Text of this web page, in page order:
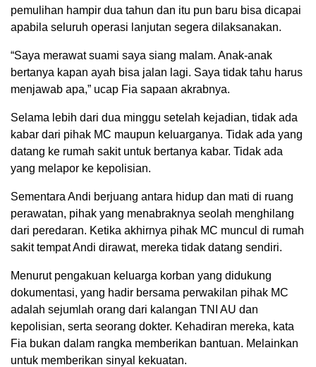
pemulihan hampir dua tahun dan itu pun baru bisa dicapai
apabila seluruh operasi lanjutan segera dilaksanakan.
“Saya merawat suami saya siang malam. Anak-anak
bertanya kapan ayah bisa jalan lagi. Saya tidak tahu harus
menjawab apa,” ucap Fia sapaan akrabnya.
Selama lebih dari dua minggu setelah kejadian, tidak ada
kabar dari pihak MC maupun keluarganya. Tidak ada yang
datang ke rumah sakit untuk bertanya kabar. Tidak ada
yang melapor ke kepolisian.
Sementara Andi berjuang antara hidup dan mati di ruang
perawatan, pihak yang menabraknya seolah menghilang
dari peredaran. Ketika akhirnya pihak MC muncul di rumah
sakit tempat Andi dirawat, mereka tidak datang sendiri.
Menurut pengakuan keluarga korban yang didukung
dokumentasi, yang hadir bersama perwakilan pihak MC
adalah sejumlah orang dari kalangan TNI AU dan
kepolisian, serta seorang dokter. Kehadiran mereka, kata
Fia bukan dalam rangka memberikan bantuan. Melainkan
untuk memberikan sinyal kekuatan.